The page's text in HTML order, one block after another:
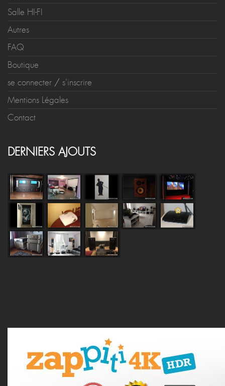
Salle HI-FI
Autres
FAQ
Boutique
se connecter / s'inscrire
Mentions Légales
Contact
DERNIERS AJOUTS